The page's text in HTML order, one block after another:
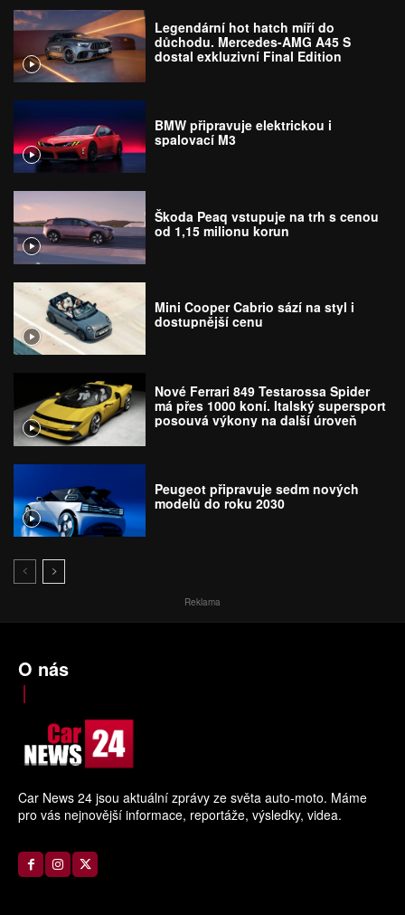
Legendární hot hatch míří do
důchodu. Mercedes-AMG A45 S
dostal exkluzivní Final Edition
BMW připravuje elektrickou i
spalovací M3
Škoda Peaq vstupuje na trh s cenou
od 1,15 milionu korun
Mini Cooper Cabrio sází na styl i
dostupnější cenu
Nové Ferrari 849 Testarossa Spider
má přes 1000 koní. Italský supersport
posouvá výkony na další úroveň
Peugeot připravuje sedm nových
modelů do roku 2030
Reklama
O nás
Car News 24 jsou aktuální zprávy ze světa auto-moto. Máme
pro vás nejnovější informace, reportáže, výsledky, videa.